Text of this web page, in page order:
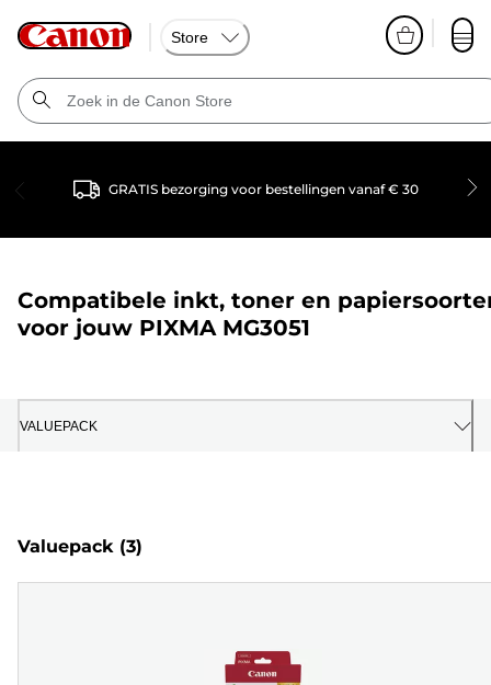
Store
GRATIS bezorging voor bestellingen vanaf € 30
Compatibele inkt, toner en
voor jouw PIXMA MG3051
VALUEPACK
Valuepack (3)